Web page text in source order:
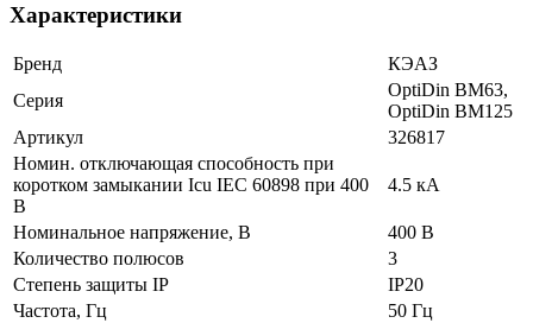
Характеристики
Бренд
КЭАЗ
Серия
OptiDin BM63,
OptiDin BM125
Артикул
326817
Номин. отключающая способность при
коротком замыкании Icu IEC 60898 при 400
В
4.5 кА
Номинальное напряжение, В
400 В
Количество полюсов
3
Степень защиты IP
IP20
Частота, Гц
50 Гц